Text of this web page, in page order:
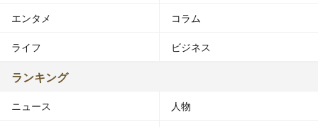
エンタメ コラム
ライフ ビジネス
ランキング
ニュース 人物